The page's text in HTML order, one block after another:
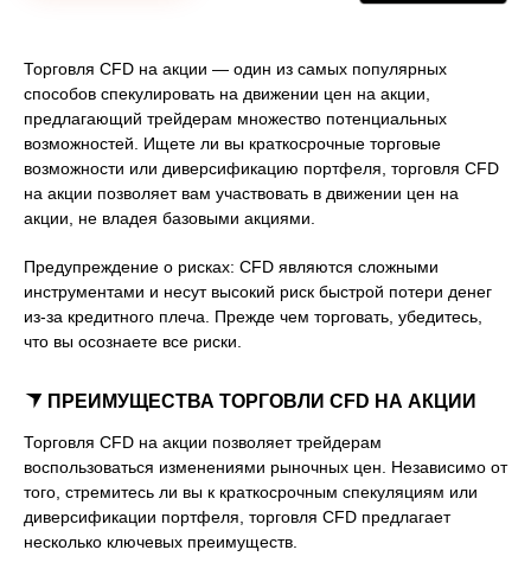
Торговля CFD на акции — один из самых популярных
способов спекулировать на движении цен на акции,
предлагающий трейдерам множество потенциальных
возможностей. Ищете ли вы краткосрочные торговые
возможности или диверсификацию портфеля, торговля CFD
на акции позволяет вам участвовать в движении цен на
акции, не владея базовыми акциями.
Предупреждение о рисках: CFD являются сложными
инструментами и несут высокий риск быстрой потери денег
из-за кредитного плеча. Прежде чем торговать, убедитесь,
что вы осознаете все риски.
ПРЕИМУЩЕСТВА ТОРГОВЛИ CFD НА АКЦИИ
Торговля CFD на акции позволяет трейдерам
воспользоваться изменениями рыночных цен. Независимо от
того, стремитесь ли вы к краткосрочным спекуляциям или
диверсификации портфеля, торговля CFD предлагает
несколько ключевых преимуществ.